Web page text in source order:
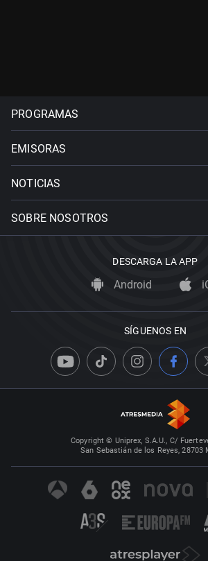
PROGRAMAS
EMISORAS
NOTICIAS
SOBRE NOSOTROS
DESCARGA LA APP
Android
SÍGUENOS EN
Copyright © Uniprex, S.A.U., C/
San Sebastián de los Reyes, 28703